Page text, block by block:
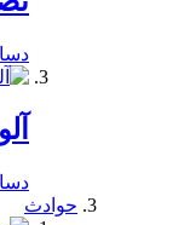
دسامبر
دسامبر
حوادث